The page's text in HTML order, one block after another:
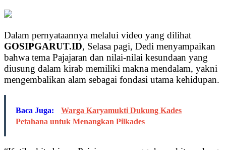
Dalam pernyataannya melalui video yang dilihat
GOSIPGARUT.ID, Selasa pagi, Dedi menyampaikan
bahwa tema Pajajaran dan nilai-nilai kesundaan yang
diusung dalam kirab memiliki makna mendalam, yakni
mengembalikan alam sebagai fondasi utama kehidupan.
Baca Juga:
Warga Karyamukti Dukung Kades
Petahana untuk Menangkan Pilkades